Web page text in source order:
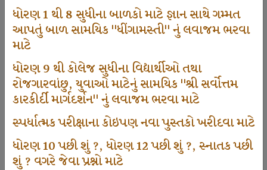
ધોરણ 1 થી 8 સુધીના બાળકો માટે જ્ઞાન સાથે ગમ્મત
આપતું બાળ સામયિક "ધીંગામસ્તી" નું લવાજમ ભરવા
માટે
ધોરણ 9 થી કોલેજ સુધીના વિદ્યાર્થીઓ તથા
રોજગારવાંછુ, યુવાઓ માટેનું સામયિક "શ્રી સર્વોત્તમ
કારકીર્દી માર્ગદર્શન" નું લવાજમ ભરવા માટે
સ્પર્ધાત્મક પરીક્ષાના કોઇપણ નવા પુસ્તકો ખરીદવા માટે
ધોરણ 10 પછી શું ?, ધોરણ 12 પછી શું ?, સ્નાતક પછી
શું ? વગરે જેવા પ્રશ્નો માટે
1000
Participate School In GKIQ
125000